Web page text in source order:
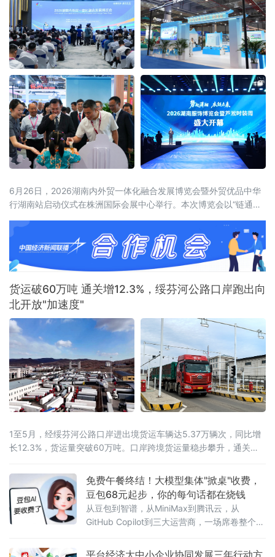
6月26日，2026湖南内外贸一体化融合发展博览会暨外贸优品中华
行湖南站启动仪式在株洲国际会展中心举行。本次博览会以“链通内
万平方米，设置四大主题馆、十大特色展区，吸引近600家企业参
展，来自15个国家和地区及国内20余个省市的近2000名客商参会。
喀麦隆驻华大使、驻华使团团长马丁·姆巴纳，商务部外贸发展事务
局副局
货运破60万吨 通关增12.3%，绥芬河公路口岸跑出向
北开放"加速度"
1至5月，经绥芬河公路口岸进出境货运车辆达5.37万辆次，同比增
长12.3%，货运量突破60万吨。口岸跨境货运量稳步攀升，通关车
免费午餐终结！大模型集体"掀桌"收费，
豆包68元起步，你的每句话都在烧钱
从豆包到智谱，从MiniMax到腾讯云，从
GitHub Copilot到三大运营商，一场席卷整个AI
时代"最后的残垣。《人民日报》今日刊发读者